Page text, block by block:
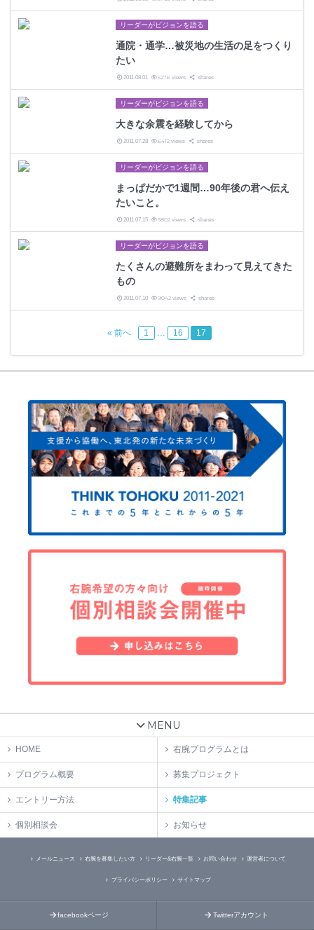
リーダーがビジョンを語る
通院・通学…被災地の生活の足をつくり
たい
2011.08.01 5276 views shares
リーダーがビジョンを語る
大きな余震を経験してから
2011.07.28 6412 views shares
リーダーがビジョンを語る
まっぱだかで1週間…90年後の君へ伝え
たいこと。
2011.07.15 5802 views shares
リーダーがビジョンを語る
たくさんの避難所をまわって見えてきた
もの
2011.07.10 9042 views shares
« 前へ 1 … 16 17
MENU
HOME 右腕プログラムとは
プログラム概要 募集プロジェクト
エントリー方法 特集記事
個別相談会 お知らせ
メールニュース 右腕を募集したい方 リーダー&右腕一覧 お問い合わせ 運営者について
プライバシーポリシー サイトマップ
facebookページ Twitterアカウント